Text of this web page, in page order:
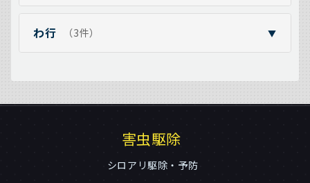
わ行 （3件） ▼
害虫駆除
シロアリ駆除・予防